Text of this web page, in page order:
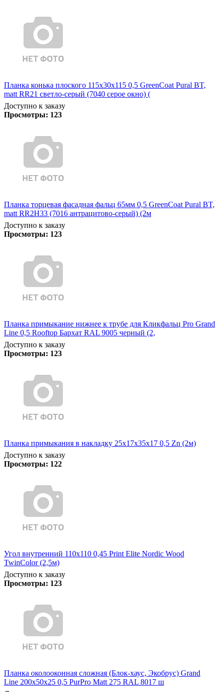
Планка конька плоского 115х30х115 0,5 GreenCoat Pural BT,
matt RR21 светло-серый (7040 серое окно) (
Доступно к заказу
Просмотры: 123
Планка торцевая фасадная фальц 65мм 0,5 GreenCoat Pural BT,
matt RR2H33 (7016 антрацитово-серый) (2м
Доступно к заказу
Просмотры: 123
Планка примыкание нижнее к трубе для Кликфальц Pro Grand
Line 0,5 Rooftop Бархат RAL 9005 черный (2,
Доступно к заказу
Просмотры: 123
Планка примыкания в накладку 25х17х35х17 0,5 Zn (2м)
Доступно к заказу
Просмотры: 122
Угол внутренний 110х110 0,45 Print Elite Nordic Wood
TwinColor (2,5м)
Доступно к заказу
Просмотры: 123
Планка околооконная сложная (Блок-хаус, Экобрус) Grand
Line 200х50х25 0,5 PurPro Matt 275 RAL 8017 ш